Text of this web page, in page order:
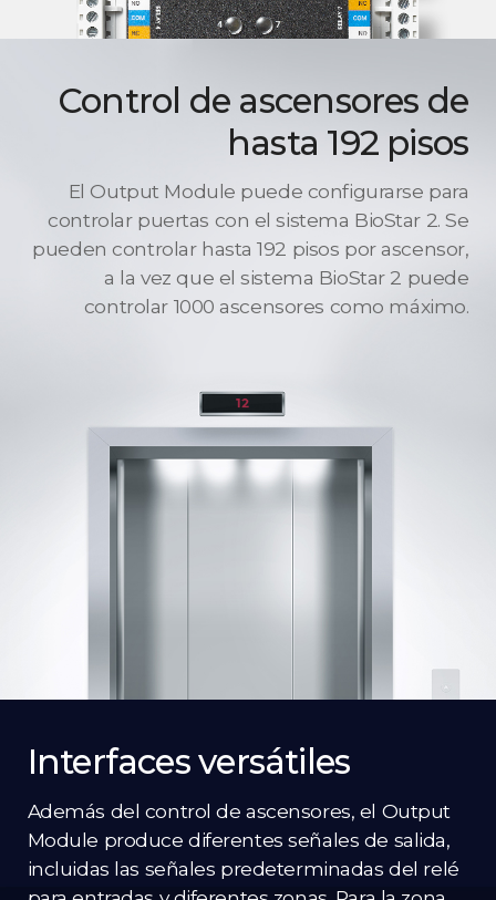
Control de ascensores de
hasta 192 pisos
El Output Module puede configurarse para
controlar puertas con el sistema BioStar 2. Se
pueden controlar hasta 192 pisos por ascensor,
a la vez que el sistema BioStar 2 puede
controlar 1000 ascensores como máximo.
Interfaces versátiles
Además del control de ascensores, el Output
Module produce diferentes señales de salida,
incluidas las señales predeterminadas del relé